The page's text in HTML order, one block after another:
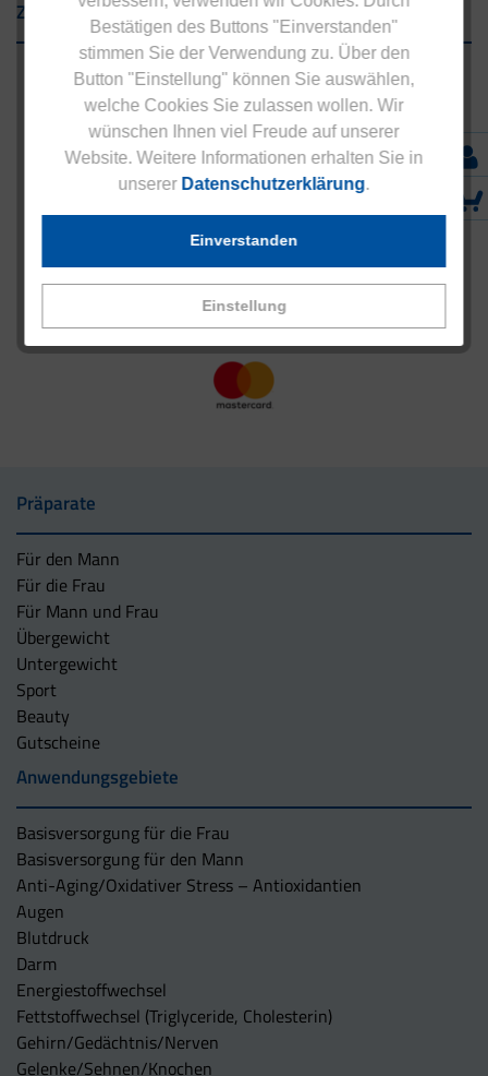
Bestätigen des Buttons "Einverstanden"
stimmen Sie der Verwendung zu. Über den
Button "Einstellung" können Sie auswählen,
welche Cookies Sie zulassen wollen. Wir
wünschen Ihnen viel Freude auf unserer
Website. Weitere Informationen erhalten Sie in
unserer Datenschutzerklärung.
Einstellung
Einverstanden
Zahlungsarten
Präparate
Für den Mann
Für die Frau
Für Mann und Frau
Übergewicht
Untergewicht
Sport
Beauty
Gutscheine
Anwendungsgebiete
Basisversorgung für die Frau
Basisversorgung für den Mann
Anti-Aging/Oxidativer Stress – Antioxidantien
Augen
Blutdruck
Darm
Energiestoffwechsel
Fettstoffwechsel (Triglyceride, Cholesterin)
Gehirn/Gedächtnis/Nerven
Gelenke/Sehnen/Knochen